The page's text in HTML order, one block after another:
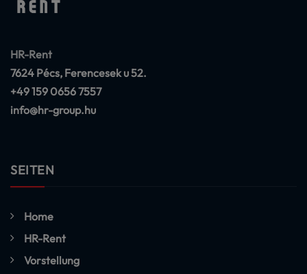
HR-Rent
7624 Pécs, Ferencesek u 52.
+49 159 0656 7557
info@hr-group.hu
SEITEN
Home
HR-Rent
Vorstellung